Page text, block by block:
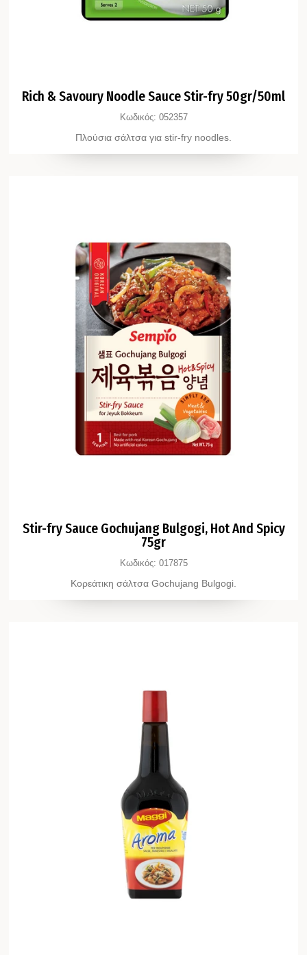
Rich & Savoury Noodle Sauce Stir-fry 50gr/50ml
Κωδικός: 052357
Πλούσια σάλτσα για stir-fry noodles.
Stir-fry Sauce Gochujang Bulgogi, Hot And Spicy
75gr
Κωδικός: 017875
Κορεάτικη σάλτσα Gochujang Bulgogi.